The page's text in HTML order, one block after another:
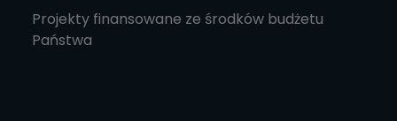
Projekty finansowane ze środków budżetu
Państwa